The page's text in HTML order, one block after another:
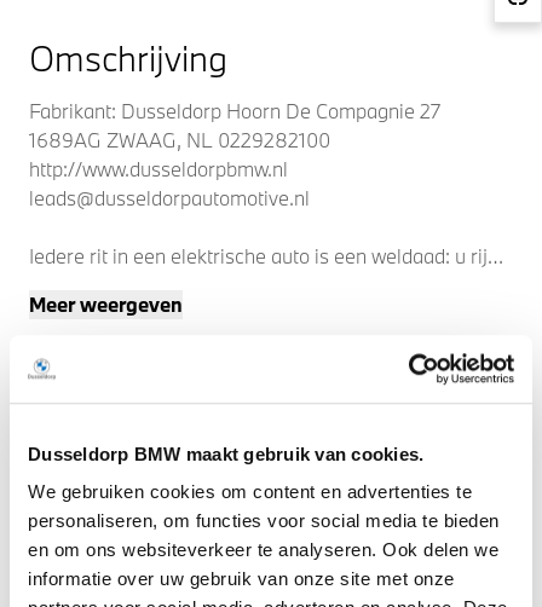
Dusseldorp BMW maakt gebruik van cookies.
We gebruiken cookies om content en advertenties te
personaliseren, om functies voor social media te bieden
en om ons websiteverkeer te analyseren. Ook delen we
informatie over uw gebruik van onze site met onze
Omschrijving
Fabrikant: Dusseldorp Hoorn De Compagnie 27
1689AG ZWAAG, NL 0229282100
http://www.dusseldorpbmw.nl
leads@dusseldorpautomotive.nl
Iedere rit in een elektrische auto is een weldaad: u rijdt
komt verkwikt op uw bestemming aan. Geruisloos
iets voor u! Dit is een splinternieuwe auto, die nu uit
voorraad leverbaar is. De krachtige motor geeft deze
hebben een upgrade gekregen in de vorm van
luchtvering. Deze BMW i5 legt bestuurder én bijrijder
compleet in de watten met de verwarmbare
voorstoelen. De sportstoelen geven het interieur een
super strakke look. Met een druk op de knop gaat de
Meer weergeven